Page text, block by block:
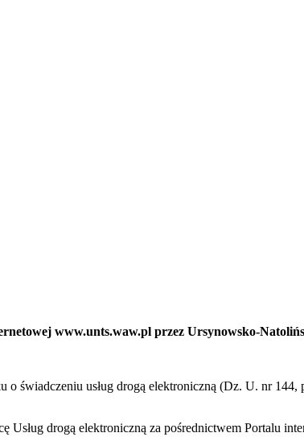
www.unts.waw.pl przez Ursynowsko-
świadczeniu usług drogą elektroniczną (Dz. U. nr
Usług drogą elektroniczną za pośrednictwem Portalu